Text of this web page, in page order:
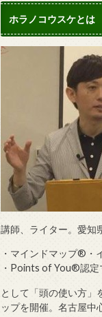
ホラノコウスケとは
講師、ライター。愛知
・マインドマップ®・
・Points of You®認定
として「頭の使い方」
ップを開催。名古屋中